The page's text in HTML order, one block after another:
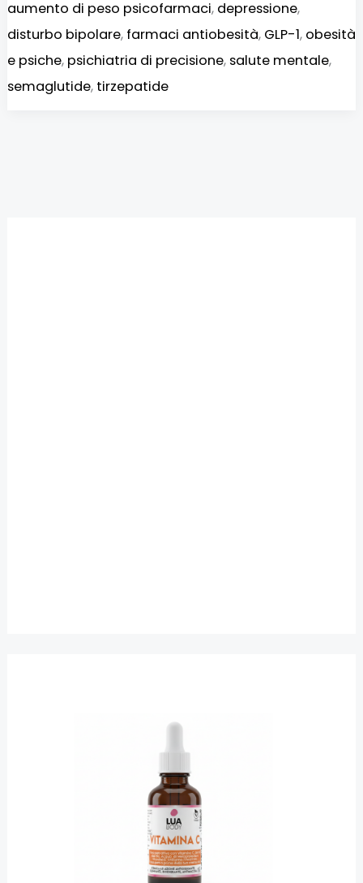
aumento di peso psicofarmaci, depressione,
disturbo bipolare, farmaci antiobesità, GLP-1, obesità
e psiche, psichiatria di precisione, salute mentale,
semaglutide, tirzepatide